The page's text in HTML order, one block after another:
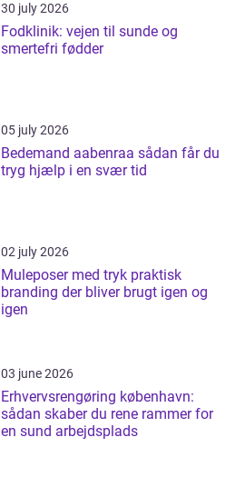
30 july 2026
Fodklinik: vejen til sunde og
smertefri fødder
05 july 2026
Bedemand aabenraa sådan får du
tryg hjælp i en svær tid
02 july 2026
Muleposer med tryk praktisk
branding der bliver brugt igen og
igen
03 june 2026
Erhvervsrengøring københavn:
sådan skaber du rene rammer for
en sund arbejdsplads